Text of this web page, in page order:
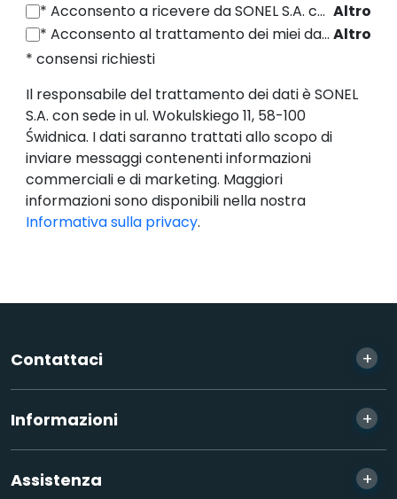
*Acconsento a ricevere da SONEL S.A. con sede in ul. Wokulskiego 11, 58-100 Świdnica informazioni commerciali per via elettronica (all'indirizzo e-mail fornito) a fini di marketing, ai sensi dell'articolo 398 della legge del 12 luglio 2024 sul diritto delle comunicazioni elettroniche.
Altro
*Acconsento al trattamento dei miei dati personali (indirizzo e-mail) da parte di SONEL S.A. con sede in ul. Wokulskiego 11, 58-100 Świdnica, ai fini dell'invio di newsletter contenenti informazioni commerciali e di marketing, ai sensi dell'art. 6, comma 1, lettera a) del Regolamento generale sulla protezione dei dati (GDPR). Altro
* consensi richiesti
Il responsabile del trattamento dei dati è SONEL
S.A. con sede in ul. Wokulskiego 11, 58-100
Świdnica. I dati saranno trattati allo scopo di
inviare messaggi contenenti informazioni
commerciali e di marketing. Maggiori
informazioni sono disponibili nella nostra
Informativa sulla privacy.
Contattaci +
Informazioni +
Assistenza +